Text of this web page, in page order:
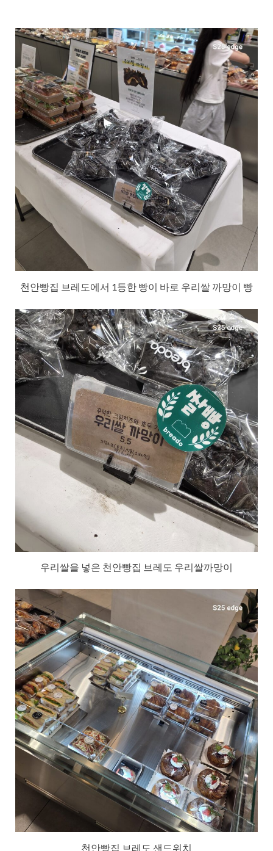
천안빵집 브레도에서 1등한 빵이 바로 우리쌀 까망이 빵
우리쌀을 넣은 천안빵집 브레도 우리쌀까망이
천안빵집 브레도 샌드위치